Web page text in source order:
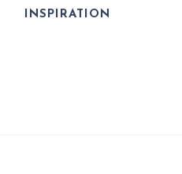
INSPIRATION